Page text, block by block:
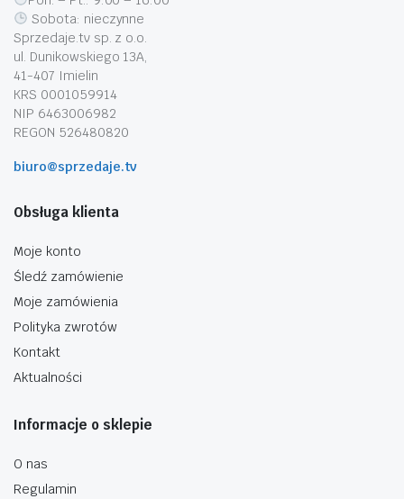
Sobota: nieczynne
Sprzedaje.tv sp. z o.o.
ul. Dunikowskiego 13A,
41-407 Imielin
KRS 0001059914
NIP 6463006982
REGON 526480820
biuro@sprzedaje.tv
Obsługa klienta
Moje konto
Śledź zamówienie
Moje zamówienia
Polityka zwrotów
Kontakt
Aktualności
Informacje o sklepie
O nas
Regulamin